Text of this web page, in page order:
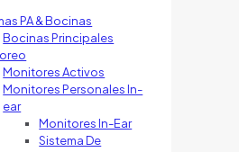
PA & Bocinas
Bocinas Principales
Monitores Activos
Monitores Personales In-
ear
Monitores In-Ear
Sistema De